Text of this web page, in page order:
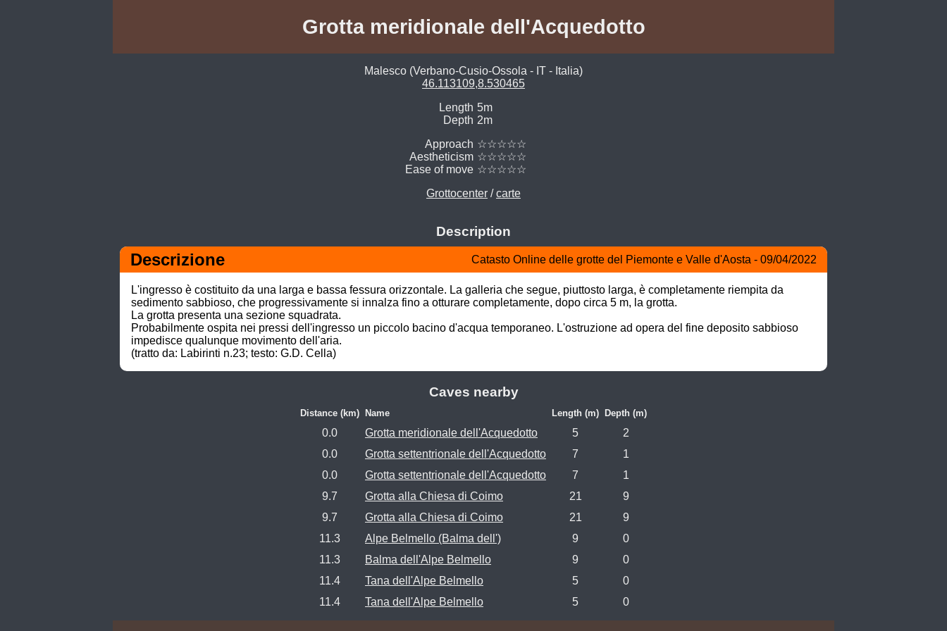
Grotta meridionale dell'Acquedotto
Malesco (Verbano-Cusio-Ossola - IT - Italia)
46.113109,8.530465
Length 5m
Depth 2m
Approach ☆☆☆☆☆
Aestheticism ☆☆☆☆☆
Ease of move ☆☆☆☆☆
Grottocenter /carte
Description
Descrizione Catasto Online delle grotte del Piemonte e Valle d'Aosta - 09/04/2022
L'ingresso è costituito da una larga e bassa fessura orizzontale. La galleria che segue, piuttosto larga, è completamente riempita da
sedimento sabbioso, che progressivamente si innalza fino a otturare completamente, dopo circa 5 m, la grotta.
La grotta presenta una sezione squadrata.
Probabilmente ospita nei pressi dell'ingresso un piccolo bacino d'acqua temporaneo. L'ostruzione ad opera del fine deposito sabbioso
impedisce qualunque movimento dell'aria.
(tratto da: Labirinti n.23; testo: G.D. Cella)
Caves nearby
Distance (km) Name Length (m) Depth (m)
0.0 Grotta meridionale dell'Acquedotto 5
2
0.0
Grotta settentrionale dell'Acquedotto 7
1
0.0
Grotta settentrionale dell'Acquedotto 7
1
9.7
Grotta alla Chiesa di Coimo 21
9
9.7
Grotta alla Chiesa di Coimo 21
9
11.3
Alpe Belmello (Balma dell') 9
0
11.3
Balma dell'Alpe Belmello 9
0
11.4
Tana dell'Alpe Belmello 5
0
11.4
Tana dell'Alpe Belmello 5 0